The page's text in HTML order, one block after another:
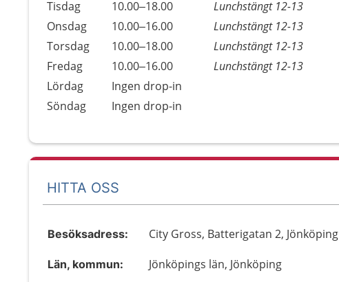
Tisdag
10.00–18.00
Lunchstängt 12-13
Onsdag
10.00–16.00
Lunchstängt 12-13
Torsdag
10.00–18.00
Lunchstängt 12-13
Fredag
10.00–16.00
Lunchstängt 12-13
Lördag
Ingen drop-in
Söndag
Ingen drop-in
HITTA OSS
Besöksadress: City Gross, Batterigatan 2, Jönköping
Län, kommun: Jönköpings län, Jönköping